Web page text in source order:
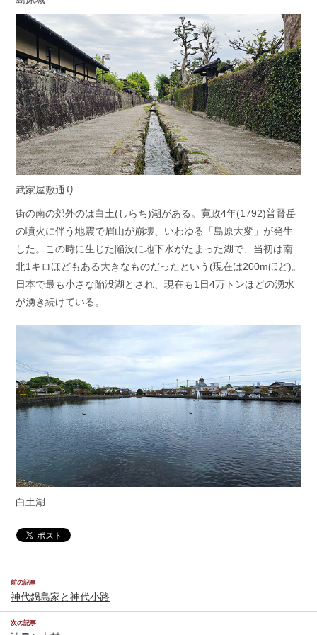
武家屋敷通り
街の南の郊外のは白土(しらち)湖がある。寛政4年(1792)普賢岳
の噴火に伴う地震で眉山が崩壊、いわゆる「島原大変」が発生
した。この時に生じた陥没に地下水がたまった湖で、当初は南
北1キロほどもある大きなものだったという(現在は200mほど)。
日本で最も小さな陥没湖とされ、現在も1日4万トンほどの湧水
が湧き続けている。
白土湖
前の記事
神代鍋島家と神代小路
次の記事